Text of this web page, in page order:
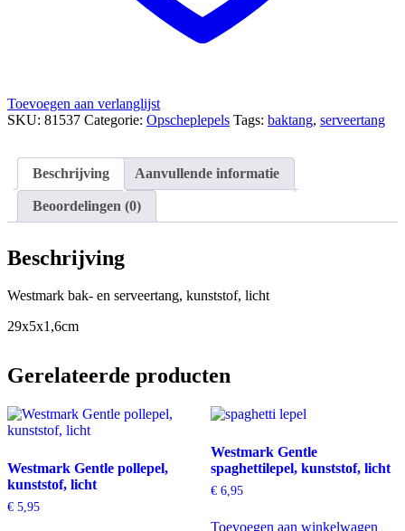
Toevoegen aan verlanglijst
SKU: 81537 Categorie: Opscheplepels Tags: baktang, serveertang
Beschrijving Aanvullende informatie
Beoordelingen (0)
Beschrijving
Westmark bak- en serveertang, kunststof, licht
29x5x1,6cm
Gerelateerde producten
Westmark Gentle pollepel,
kunststof, licht
€ 5,95
Westmark Gentle
spaghettilepel, kunststof, licht
€6,95
Toevoegen aan winkelwagen